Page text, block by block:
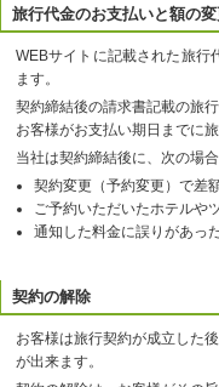
旅行代金のお支払いと額の
WEBサイトに記載された旅行
ます。
契約締結後の請求書記載の旅
お客様がお支払い期日までに
当社は契約締結後に、次の場
契約変更（予約変更）で差
ご予約いただいたホテルや
通知した料金に誤りがあっ
契約の解除
お客様は旅行契約が成立した
が出来ます。